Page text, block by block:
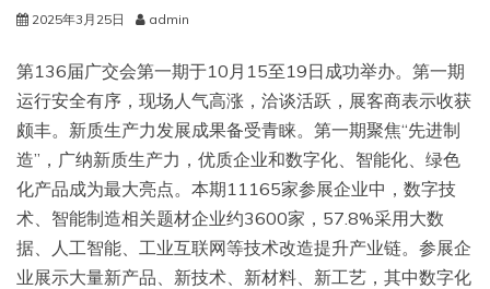
2025年3月25日 admin
第136届广交会第一期于10月15至19日成功举办。第一期
运行安全有序，现场人气高涨，洽谈活跃，展客商表示收获
颇丰。新质生产力发展成果备受青睐。第一期聚焦“先进制
造”，广纳新质生产力，优质企业和数字化、智能化、绿色
化产品成为最大亮点。本期11165家参展企业中，数字技
术、智能制造相关题材企业约3600家，57.8%采用大数
据、人工智能、工业互联网等技术改造提升产业链。参展企
业展示大量新产品、新技术、新材料、新工艺，其中数字化